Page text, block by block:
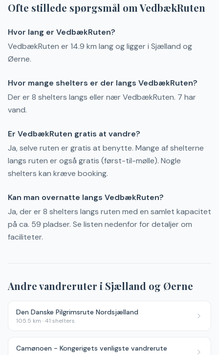
Ofte stillede spørgsmål omVedbækRuten
Hvor lang er VedbækRuten?
VedbækRuten er 14.9 km lang og ligger i Sjælland og
Øerne.
Hvor mange shelters er der langs VedbækRuten?
Der er 8 shelters langs eller nær VedbækRuten. 7 har
vand.
Er VedbækRuten gratis at vandre?
Ja, selve ruten er gratis at benytte. Mange af shelterne
langs ruten er også gratis (først-til-mølle). Nogle
shelters kan kræve booking.
Kan man overnatte langs VedbækRuten?
Ja, der er 8 shelters langs ruten med en samlet kapacitet
på ca. 59 pladser. Se listen nedenfor for detaljer om
faciliteter.
Andre vandreruter i Sjælland og Øerne
Den Danske Pilgrimsrute Nordsjælland
105.5 km ·41 shelters
Camønoen - Kongerigets venligste vandrerute